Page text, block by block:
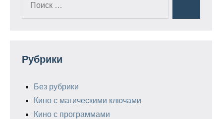
Рубрики
Без рубрики
Кино с магическими ключами
Кино с программами